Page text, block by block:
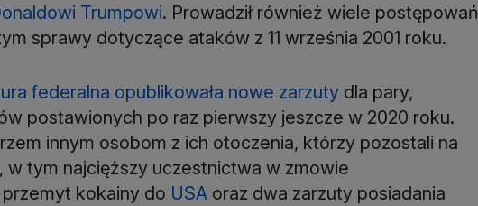
Trumpowi. Prowadził również wiele postępowań
sprawy dotyczące ataków z 11 września 2001 roku.
federalna opublikowała nowe zarzuty dla pary,
postawionych po raz pierwszy jeszcze w 2020 roku.
innym osobom z ich otoczenia, którzy pozostali na
tym najcięższy uczestnictwa w zmowie
kokainy do USA oraz dwa zarzuty posiadania